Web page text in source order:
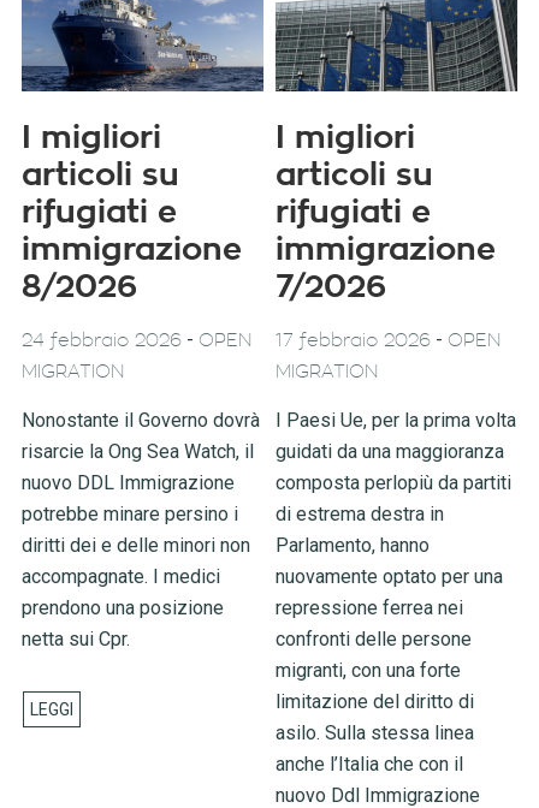
I migliori
articoli su
rifugiati e
immigrazione
8/2026
24 febbraio 2026- OPEN
MIGRATION
Nonostante il Governo dovrà
risarcie la Ong Sea Watch, il
nuovo DDL Immigrazione
potrebbe minare persino i
diritti dei e delle minori non
accompagnate. I medici
prendono una posizione
netta sui Cpr.
I migliori
articoli su
rifugiati e
immigrazione
7/2026
17 febbraio 2026 - OPEN
MIGRATION
I Paesi Ue, per la prima volta
guidati da una maggioranza
composta perlopiù da partiti
di estrema destra in
Parlamento, hanno
nuovamente optato per una
repressione ferrea nei
confronti delle persone
migranti, con una forte
limitazione del diritto di
asilo. Sulla stessa linea
anche l’Italia che con il
nuovo Ddl Immigrazione